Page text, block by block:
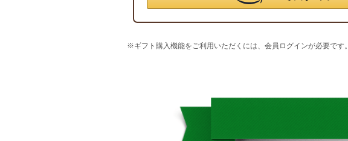
※ギフト購入機能をご利用いただくには、会員ログインが必要です。